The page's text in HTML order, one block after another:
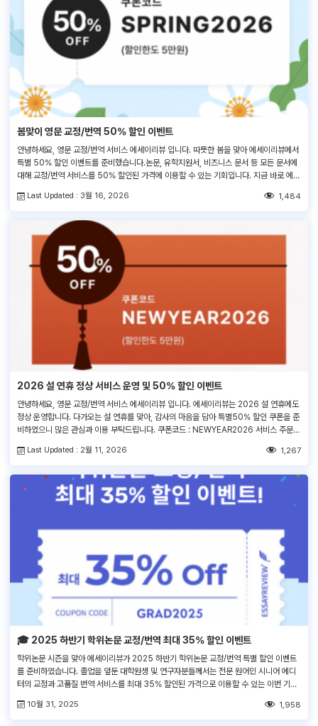
봄맞이 영문 교정/번역 50% 할인 이벤트
안녕하세요, 영문 교정/번역 서비스 에세이리뷰 입니다. 따뜻한 봄을 맞아 에세이리뷰에서
특별 50% 할인 이벤트를 준비했습니다.논문, 유학지원서, 비즈니스 문서 등 모든 문서에
대해 교정/번역 서비스를 50% 할인된 가격에 이용할 수 있는 기회입니다. 지금 바로 에세
적용대상 : 기존/신규 모든 고객 (1인 1회 사용가능)2. 사용기간 : 2026. […]
Last Updated : 3월 16, 2026 1,484
2026 설 연휴 정상 서비스 운영 및 50% 할인 이벤트
안녕하세요, 영문 교정/번역 서비스 에세이리뷰 입니다. 에세이리뷰는 2026 설 연휴에도
정상 운영합니다. 다가오는 설 연휴를 맞아, 감사의 마음을 담아 특별50% 할인 쿠폰을 준
비하였으니 많은 관심과 이용 부탁드립니다. 쿠폰코드 : NEWYEAR2026 서비스 주문 >
모든 일들이 뜻대로 이루어지시길 바라며, 풍요롭고 따뜻한 설 연휴 보내시길 기원드립니
Last Updated : 2월 11, 2026 1,267
🎓 2025 하반기 학위논문 교정/번역 최대 35% 할인 이벤트
학위논문 시즌을 맞아 에세이리뷰가 2025 하반기 학위논문 교정/번역 특별 할인 이벤트
를 준비하였습니다. 졸업을 앞둔 대학원생 및 연구자분들께서는 전문 원어민 시니어 에디
터의 교정과 고품질 번역 서비스를 최대 35% 할인된 가격으로 이용할 수 있는 이번 기회
란’에 쿠폰 코드 입력 1. 이벤트 대상 :기존/신규 […]
10월 31, 2025 1,958